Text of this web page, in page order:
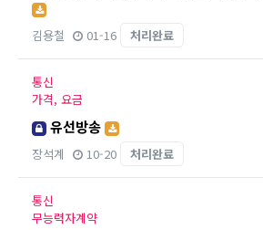
김용철 01-16 처리완료
통신
가격, 요금
유선방송
장석계 10-20 처리완료
통신
무능력자계약